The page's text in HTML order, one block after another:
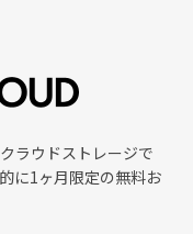
ラウドストレージで
に1ヶ月限定の無料お